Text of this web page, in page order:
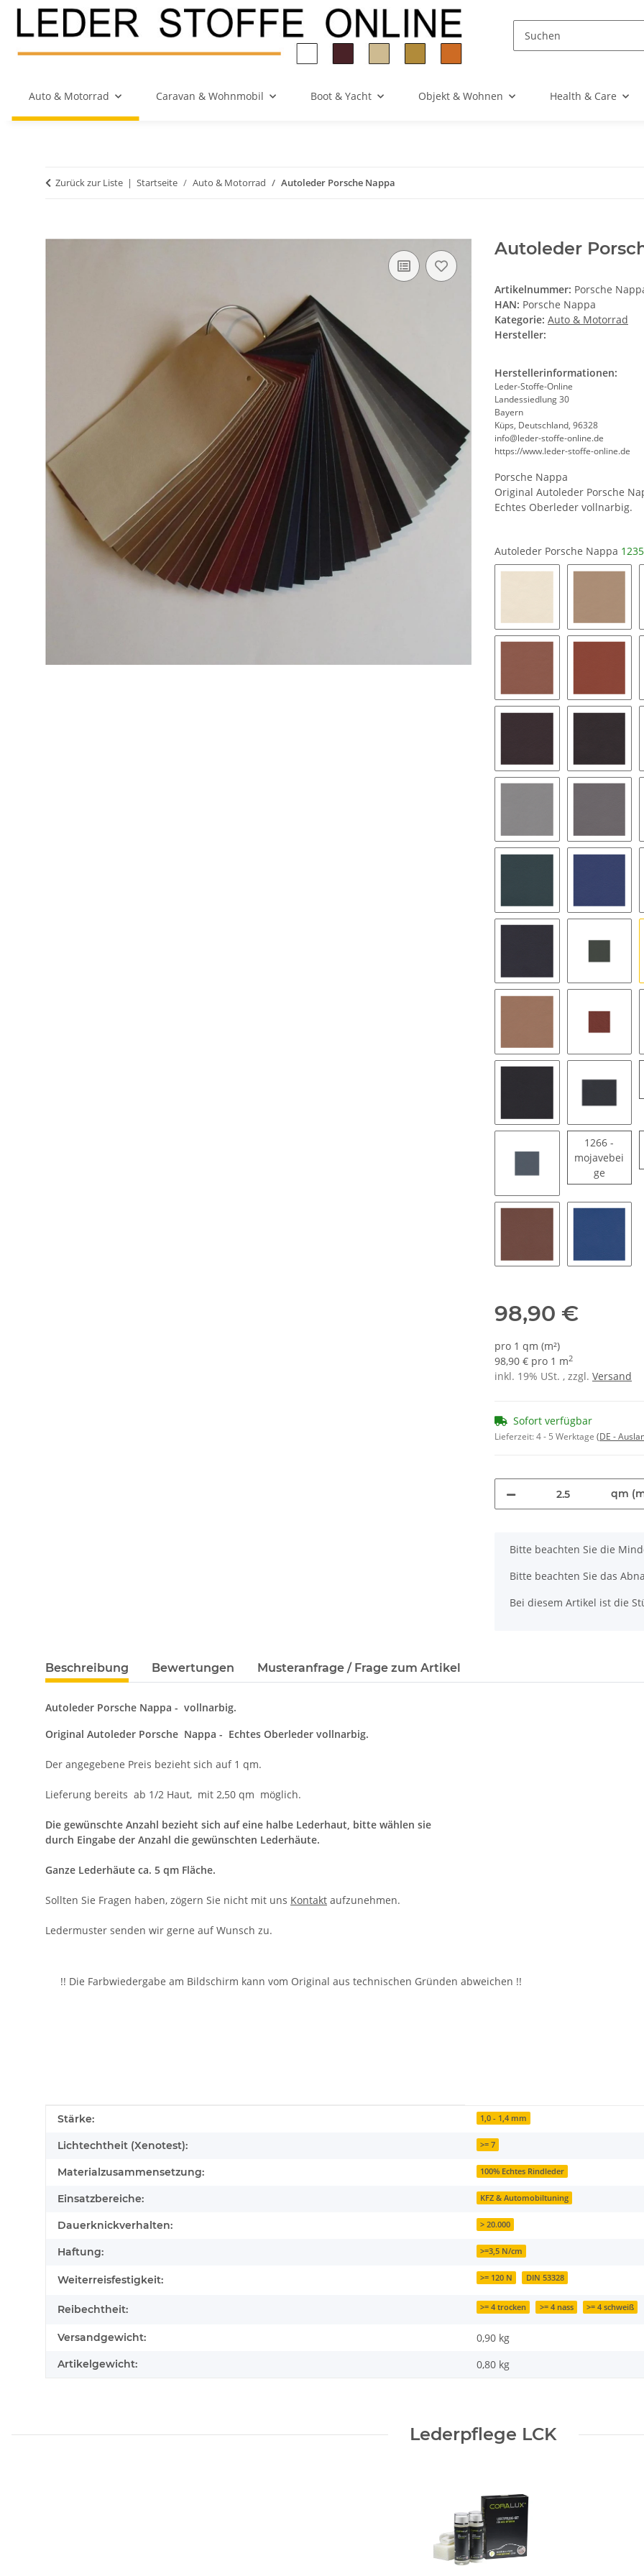
Auto & Motorrad Caravan & Wohnmobil Boot & Yacht Objekt & Wohnen Health & Care
Zurück zur Liste Startseite Auto & Motorrad Autoleder Porsche Nappa
Autoleder
Artikelnummer: Porsche
HAN: Porsche Nappa
Kategorie: Auto & Motorrad
Hersteller:
Herstellerinformationen:
Leder-Stoffe-Online
Landessiedlung 30
Bayern
Küps, Deutschland, 96328
info@leder-stoffe-online.de
https://www.leder-stoffe-online.de
Porsche Nappa
Original Autoleder Porsche
Echtes Oberleder vollnarbig.
Autoleder Porsche Nappa
1246 - crema 1248 -
1232 - zimtbraun1240 -
1247 - marsalarot1239 -
1221 - marmorgrau
1245 -
1223 - cedargrün1220 -
1229 - metropolblau
1215 -
1250 - cognac natur
1242 -
1231 - dunkelgrau natur
1261 -
1267 - titanblau
1266 -
mojavebei
ge1266 -
98,90 €
pro 1 qm (m²)
98,90 € pro 1 m2
inkl. 19% USt. , zzgl. Versand
Sofort verfügbar
Lieferzeit:4 - 5 Werktage (DE -
qm
x
Bitte beachten Sie die
Bitte beachten Sie das
Bei diesem Artikel ist die
Beschreibung Bewertungen Musteranfrage / Frage zum Artikel
Autoleder Porsche Nappa - vollnarbig.
Original Autoleder Porsche Nappa - Echtes Oberleder vollnarbig.
Der angegebene Preis bezieht sich auf 1 qm.
Lieferung bereits ab 1/2 Haut, mit 2,50 qm möglich.
Die gewünschte Anzahl bezieht sich auf eine halbe Lederhaut, bitte wählen sie
durch Eingabe der Anzahl die gewünschten Lederhäute.
Ganze Lederhäute ca. 5 qm Fläche.
Sollten Sie Fragen haben, zögern Sie nicht mit uns Kontakt aufzunehmen.
Ledermuster senden wir gerne auf Wunsch zu.
!! Die Farbwiedergabe am Bildschirm kann vom Original aus technischen Gründen abweichen !!
Produkteigenschaft
Wert
Stärke: 1,0 - 1,4 mm
Lichtechtheit (Xenotest): >= 7
Materialzusammensetzung: 100% Echtes Rindleder
Einsatzbereiche: KFZ & Automobiltuning
Dauerknickverhalten: > 20.000
Haftung: >=3,5 N/cm
Weiterreisfestigkeit: >= 120 N DIN 53328
Reibechtheit: >= 4 trocken >= 4 nass >= 4 schweiß
Versandgewicht: 0,90 kg
Artikelgewicht: 0,80 kg
Lederpflege LCK